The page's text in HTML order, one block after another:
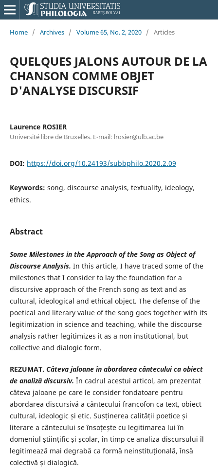
Home / Archives / Volume 65, No. 2, 2020 / Articles
QUELQUES JALONS AUTOUR DE LA
CHANSON COMME OBJET
D'ANALYSE DISCURSIF
Laurence ROSIER
Université libre de Bruxelles. E-mail: lrosier@ulb.ac.be
DOI: https://doi.org/10.24193/subbphilo.2020.2.09
Keywords: song, discourse analysis, textuality, ideology,
ethics.
Abstract
Some Milestones in the Approach of the Song as Object of
Discourse Analysis. In this article, I have traced some of the
milestones that I consider to lay the foundation for a
discursive approach of the French song as text and as
cultural, ideological and ethical object. The defense of the
poetical and literary value of the song goes together with its
legitimization in science and teaching, while the discourse
analysis rather legitimizes it as a non institutional, but
collective and dialogic form.
REZUMAT. Câteva jaloane în abordarea cânteculuica obiect
de analiză discursiv. În cadrul acestui articol, am prezentat
câteva jaloane pe care le consider fondatoare pentru
abordarea discursivă a cântecului francofon ca text, obiect
cultural, ideologic și etic. Susținerea calității poetice și
literare a cântecului se însoțește cu legitimarea lui în
domeniul științific și școlar, în timp ce analiza discursului îl
legitimează mai degrabă ca formă neinstituțională, însă
colectivă și dialogică.